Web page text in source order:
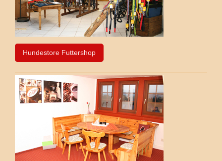
Hundestore Futtershop